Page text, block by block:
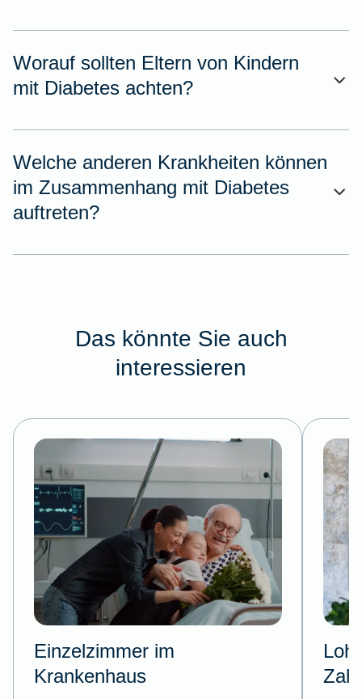
Worauf sollten Eltern von Kindern
mit Diabetes achten?
Welche anderen Krankheiten können
im Zusammenhang mit Diabetes
auftreten?
Das könnte Sie auch
interessieren
Einzelzimmer im
Krankenhaus